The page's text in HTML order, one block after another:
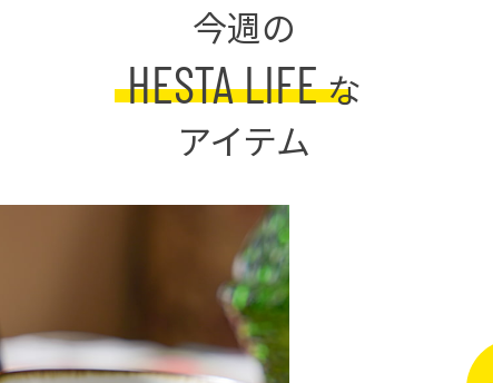
今週の
HESTA LIFEな
アイテム